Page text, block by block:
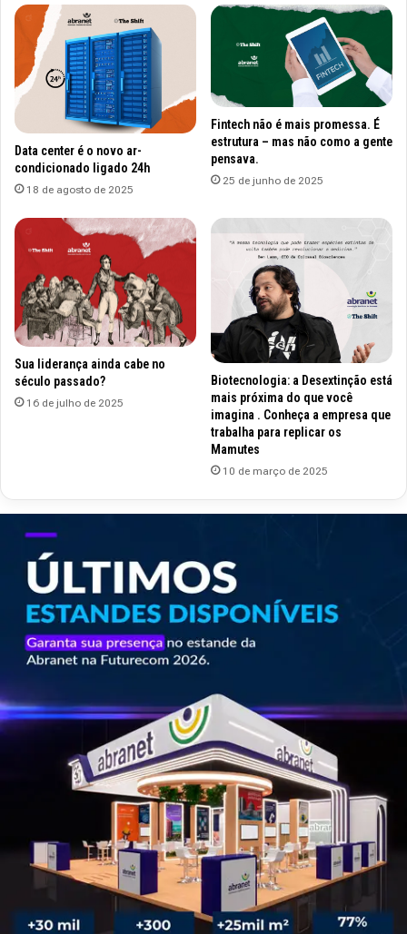
Data center é o novo ar-
condicionado ligado 24h
18 de agosto de 2025
Fintech não é mais promessa. É
estrutura – mas não como a gente
pensava.
25 de junho de 2025
Sua liderança ainda cabe no
século passado?
16 de julho de 2025
Biotecnologia: a Desextinção está
mais próxima do que você
imagina . Conheça a empresa que
trabalha para replicar os
Mamutes
10 de março de 2025